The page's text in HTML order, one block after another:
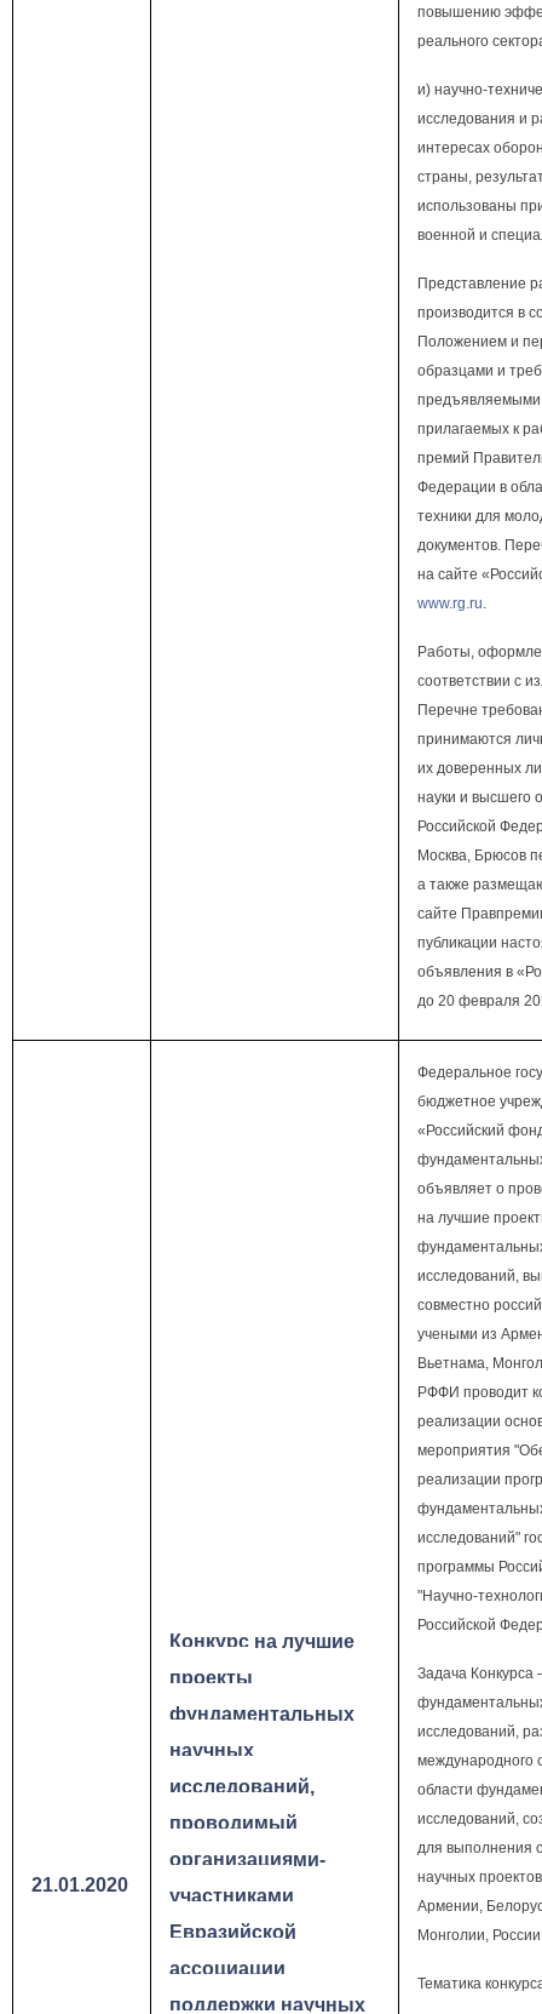
повышению
реального
и) научно-
исследования и
интересах
страны,
использованы
военной и
Представление
производится в
Положением и
образцами и
прилагаемых к
премий
Федерации в
техники для
документов.
на сайте
www.rg.ru.
Работы,
соответствии с
Перечне
принимаются
их доверенных
науки и высшего
Российской
Москва, Брюсов
а также
сайте
публикации
объявления в
до 20 февраля
21.01.2020
Конкурс на лучшие
проекты
фундаментальных
научных
исследований,
проводимый
организациями-
участниками
Евразийской
ассоциации
поддержки научных
Федеральное
бюджетное
«Российский
объявляет о
на лучшие
исследований,
совместно
учеными из
Вьетнама,
РФФИ проводит
реализации
мероприятия
реализации
исследований"
программы
"Научно-
Российской
Задача Конкурса
исследований,
международного
области
исследований,
для выполнения
научных
Армении,
Монголии,
Тематика